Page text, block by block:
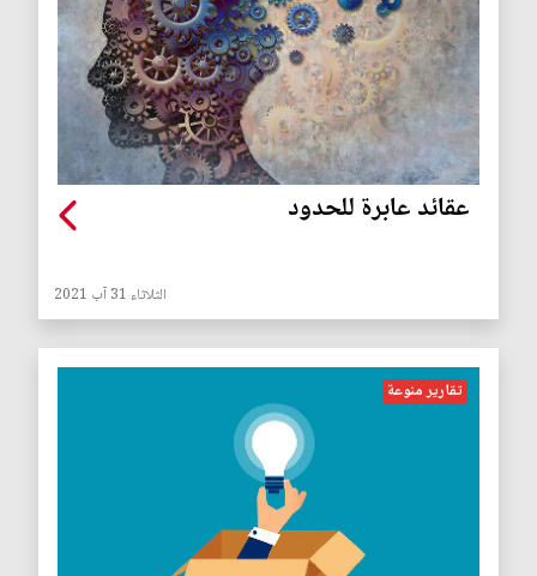
عقائد عابرة للحدود
الثلاثاء 31 آب 2021
تقارير منوعة